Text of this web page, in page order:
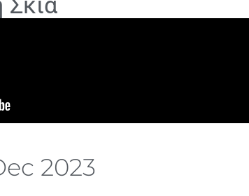
2023